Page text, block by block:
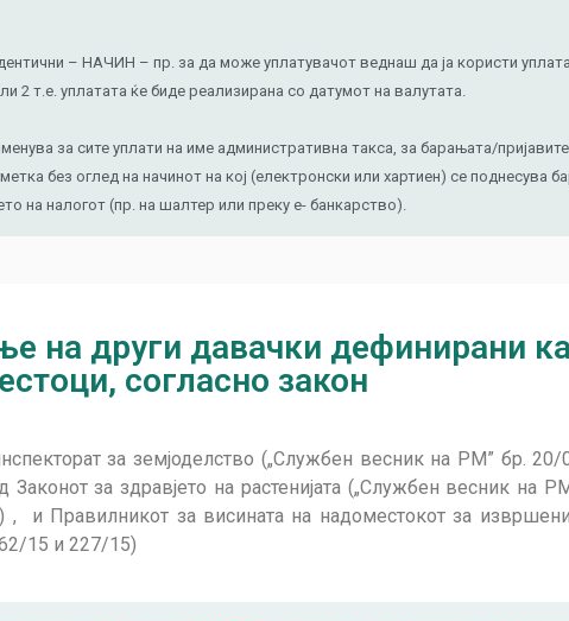
– НАЧИН – пр. за да може уплатувачот веднаш да ја користи
2 т.е. уплатата ќе биде реализирана со датумот на валутата.
за сите уплати на име административна такса, за барањата/пријавите
без оглед на начинот на кој (електронски или хартиен) се поднесува
на налогот (пр. на шалтер или преку е- банкарство).
на други давачки дефинирани
согласно закон
за земјоделство („Службен весник на РМ” бр.
за здравјето на растенијата („Службен весник на
Правилникот за висината на надоместокот за
15 и 227/15)